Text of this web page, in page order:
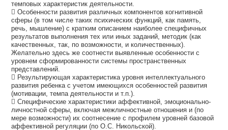
темповых характеристик деятельности.
 Особенности развития различных компонентов когнитивной
сферы (в том числе таких психических функций, как память,
речь, мышление) с кратким описанием наиболее специфичных
результатов выполнения тех или иных заданий, методик (как
качественных, так, по возможности, и количественных).
Желательно здесь же соотнести выявленные особенности с
уровнем сформированности системы пространственных
представлений.
 Результирующая характеристика уровня интеллектуального
развития ребенка с учетом имеющихся особенностей развития
(мотивации, темпа деятельности и т.п.).
 Специфические характеристики аффективной, эмоционально-
личностной сферы, включая межличностные отношения и (по
мере возможности) их соотнесение с профилем уровней базовой
аффективной регуляции (по О.С. Никольской).